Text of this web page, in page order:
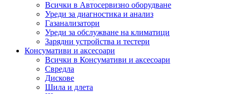
Всички в Автосервизно оборудване
Уреди за диагностика и анализ
Газанализатори
Уреди за обслужване на климатици
Зарядни устройства и тестери
Консумативи и аксесоари
Всички в Консумативи и аксесоари
Свредла
Дискове
Шила и длета